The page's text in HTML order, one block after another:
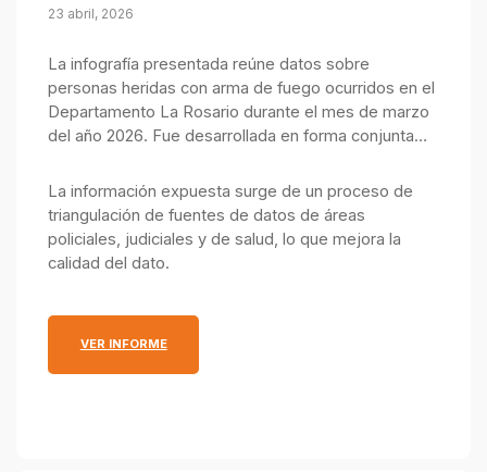
23 abril, 2026
La infografía presentada reúne datos sobre
personas heridas con arma de fuego ocurridos en el
Departamento La Rosario durante el mes de marzo
del año 2026. Fue desarrollada en forma conjunta
por el Ministerio Público de la Acusación y el
Ministerio de Justicia y Seguridad.
La información expuesta surge de un proceso de
triangulación de fuentes de datos de áreas
policiales, judiciales y de salud, lo que mejora la
calidad del dato.
VER INFORME: INFOGRAFÍA MENSUAL SOBRE PERSONAS